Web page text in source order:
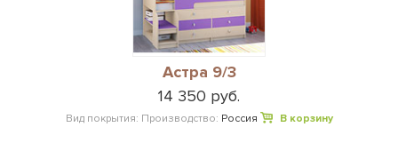
Астра 9/3
14 350 руб.
Вид покрытия: Производство: Россия В корзину